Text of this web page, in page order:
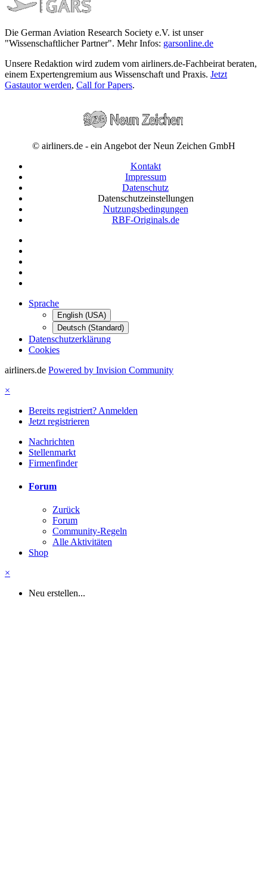
Die German Aviation Research Society e.V. ist unser
"Wissenschaftlicher Partner". Mehr Infos: garsonline.de
Unsere Redaktion wird zudem vom airliners.de-Fachbeirat beraten,
einem Expertengremium aus Wissenschaft und Praxis. Jetzt
Gastautor werden, Call for Papers.
© airliners.de - ein Angebot der Neun Zeichen GmbH
Kontakt
Impressum
Datenschutz
Datenschutzeinstellungen
Nutzungsbedingungen
RBF-Originals.de
Sprache
English (USA)
Deutsch (Standard)
Datenschutzerklärung
Cookies
airliners.de Powered by Invision Community
×
Bereits registriert? Anmelden
Jetzt registrieren
Nachrichten
Stellenmarkt
Firmenfinder
Forum
Zurück
Forum
Community-Regeln
Alle Aktivitäten
Shop
×
Neu erstellen...